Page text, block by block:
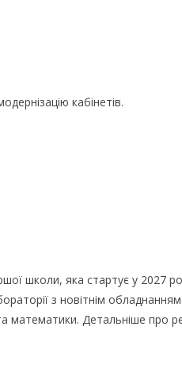
кабінетів.
школи, яка стартує у 2027
з новітнім
та математики. Детальніше